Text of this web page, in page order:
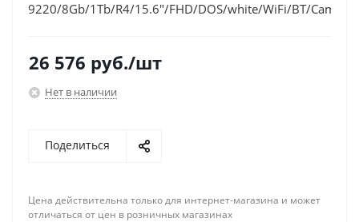
9220/8Gb/1Tb/R4/15.6"/FHD/DOS/white/WiFi/BT/Cam
26 576 руб./шт
Нет в наличии
Поделиться
Цена действительна только для интернет-магазина и может
отличаться от цен в розничных магазинах